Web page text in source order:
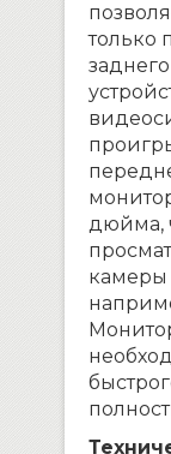
только
дюйма,
камеры